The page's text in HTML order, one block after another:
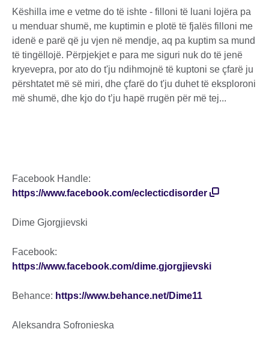
Këshilla ime e vetme do të ishte - filloni të luani lojëra pa
u menduar shumë, me kuptimin e plotë të fjalës filloni me
idenë e parë që ju vjen në mendje, aq pa kuptim sa mund
të tingëllojë. Përpjekjet e para me siguri nuk do të jenë
kryevepra, por ato do t'ju ndihmojnë të kuptoni se çfarë ju
përshtatet më së miri, dhe çfarë do t'ju duhet të eksploroni
më shumë, dhe kjo do t’ju hapë rrugën për më tej...
Facebook Handle:
https://www.facebook.com/eclecticdisorder
Dime Gjorgjievski
Facebook:
https://www.facebook.com/dime.gjorgjievski
Behance: https://www.behance.net/Dime11
Aleksandra Sofronieska